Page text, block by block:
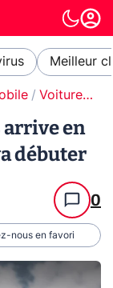
Meilleur
Voitures électriques
arrive en
débuter
0
nous en favori